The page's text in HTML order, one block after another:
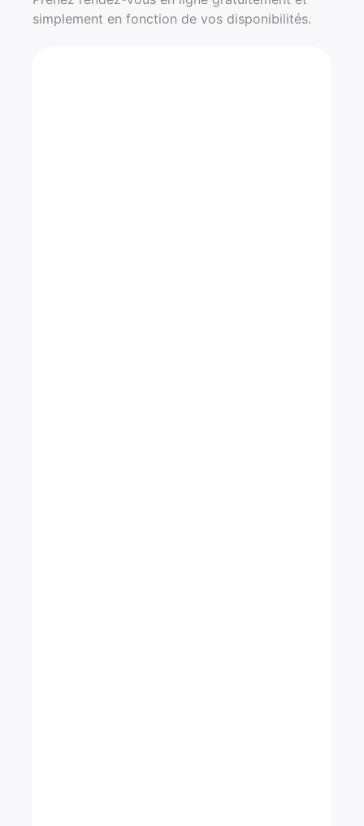
simplement en fonction de vos disponibilités.